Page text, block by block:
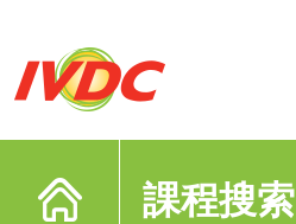
課程搜索